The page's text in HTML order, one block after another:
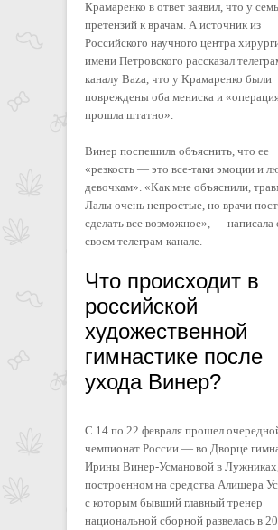
Крамаренко в ответ заявил, что у
претензий к врачам. А источник из
Российского научного центра
имени Петровского рассказал
каналу Baza, что у Крамаренко были
повреждены оба мениска и
прошла штатно».
Винер поспешила объяснить, что ее
«резкость — это все-таки эмоции и
девочкам». «Как мне объяснили,
Лалы очень непростые, но врачи
сделать все возможное», — написала
своем телеграм-канале.
Что происходит в
российской
художественной
гимнастике после
ухода Винер?
С 14 по 22 февраля прошел
чемпионат России — во Дворце
Ирины Винер-Усмановой в Лужниках,
построенном на средства Алишера
с которым бывший главный тренер
национальной сборной развелась в